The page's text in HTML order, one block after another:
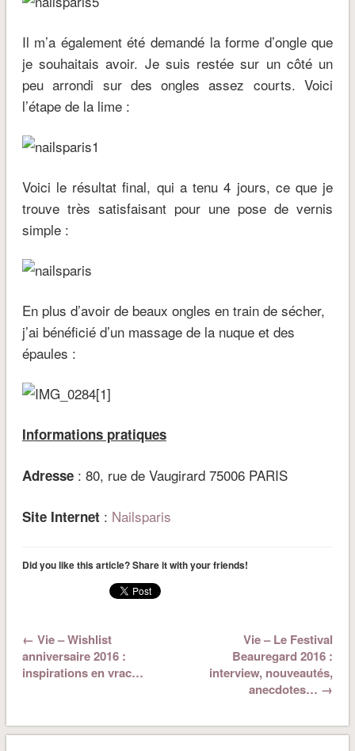
Il m’a également été demandé la forme d’ongle que
je souhaitais avoir. Je suis restée sur un côté un
peu arrondi sur des ongles assez courts. Voici
l’étape de la lime :
Voici le résultat final, qui a tenu 4 jours, ce que je
trouve très satisfaisant pour une pose de vernis
simple :
En plus d’avoir de beaux ongles en train de sécher,
j’ai bénéficié d’un massage de la nuque et des
épaules :
Informations pratiques
Adresse: 80, rue de Vaugirard 75006 PARIS
Site Internet : Nailsparis
Did you like this article? Share it with your friends!
← Vie – Wishlist
anniversaire 2016 :
inspirations en vrac…
Vie – Le Festival
Beauregard 2016 :
interview, nouveautés,
anecdotes… →